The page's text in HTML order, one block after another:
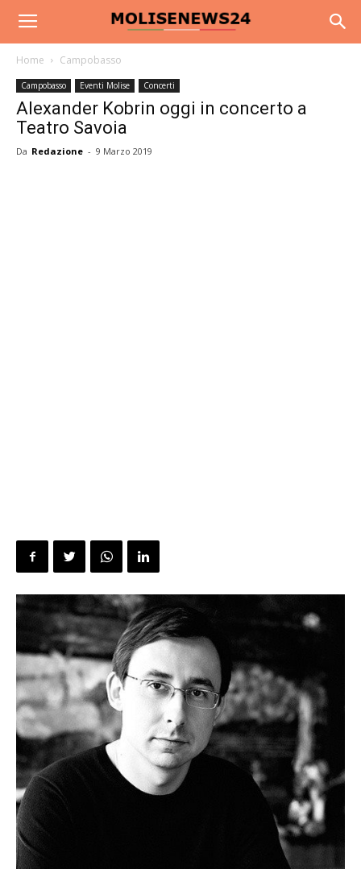
Home Campobasso
Campobasso Eventi Molise Concerti
Alexander Kobrin oggi in concerto a
Teatro Savoia
Da Redazione - 9 Marzo 2019